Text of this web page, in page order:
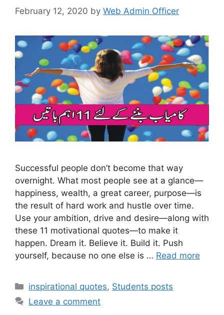
February 12, 2020 by Web Admin Officer
Successful people don’t become that way
overnight. What most people see at a glance—
happiness, wealth, a great career, purpose—is
the result of hard work and hustle over time.
Use your ambition, drive and desire—along with
these 11 motivational quotes—to make it
happen. Dream it. Believe it. Build it. Push
yourself, because no one else is … Read more
inspirational quotes, Students posts
Leave a comment